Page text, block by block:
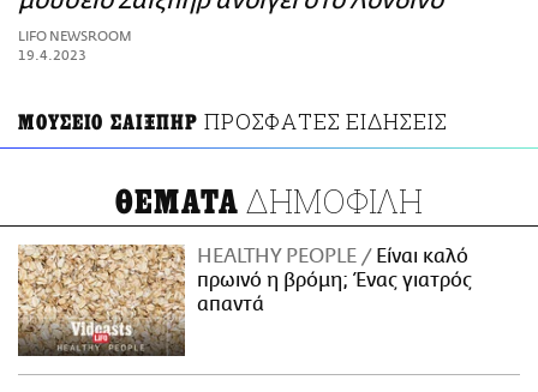
ΑΜΠΑ
PRINT
LIFO NEWSROOM
19.4.2023
ΜΟΥΣΕΙΟ ΣΑΙΞΠΗΡ ΠΡΟΣΦΑΤΕΣ ΕΙΔΗΣΕΙΣ
ΘΕΜΑΤΑ ΔΗΜΟΦΙΛΗ
HEALTHY PEOPLE
Είναι καλό
πρωινό η βρόμη; Ένας γιατρός
απαντά